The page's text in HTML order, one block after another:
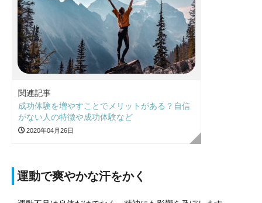
関連記事
成功体験を増やすことでメリットがある？自信
がない人の特徴や成功体験など
2020年04月26日
運動で爽やかな汗をかく